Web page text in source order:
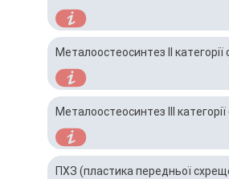
Металоостеосинтез ІІ категорії
Металоостеосинтез ІІІ
ПХЗ (пластика передньої